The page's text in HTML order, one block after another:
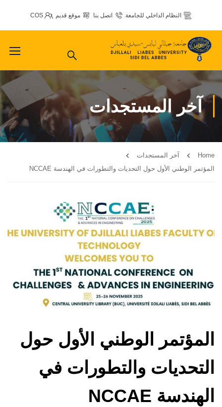
النظام الداخلي للجامعة اتصل بنا موقع قديم COS
آخر المستجدات
Home
آخر المستجدات
المؤتمر الوطني الأول حول التحديات والتطورات في الهندسة NCCAE
المؤتمر الوطني الأول حول
التحديات والتطورات في
الهندسة NCCAE